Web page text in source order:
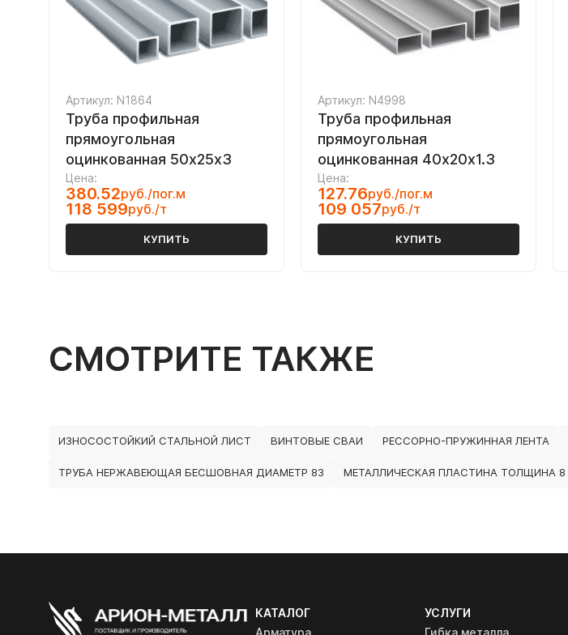
Артикул: N1864
Труба профильная
прямоугольная
оцинкованная 50х25х3
Цена:
380.52руб./пог.м
118 599руб./т
КУПИТЬ
Артикул: N4998
Труба профильная
прямоугольная
оцинкованная 40х20х1.3
Цена:
127.76руб./пог.м
109 057руб./т
КУПИТЬ
СМОТРИТЕ ТАКЖЕ
ИЗНОСОСТОЙКИЙ СТАЛЬНОЙ ЛИСТ ВИНТОВЫЕ СВАИ РЕССОРНО-ПРУЖИННАЯ ЛЕНТА
ТРУБА НЕРЖАВЕЮЩАЯ БЕСШОВНАЯ ДИАМЕТР 83 МЕТАЛЛИЧЕСКАЯ ПЛАСТИНА ТОЛЩИНА 8
КАТАЛОГ
Арматура
УСЛУГИ
Гибка металла